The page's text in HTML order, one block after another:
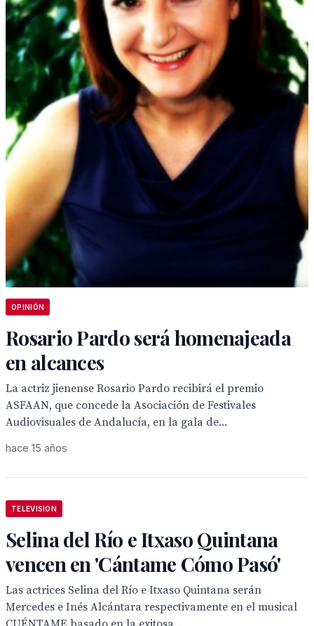
OPINIÓN
Rosario Pardo será homenajeada
en alcances
La actriz jienense Rosario Pardo recibirá el premio
ASFAAN, que concede la Asociación de Festivales
Audiovisuales de Andalucía, en la gala de...
hace 15 años
TELEVISION
Selina del Río e Itxaso Quintana
vencen en 'Cántame Cómo Pasó'
Las actrices Selina del Río e Itxaso Quintana serán
Mercedes e Inés Alcántara respectivamente en el musical